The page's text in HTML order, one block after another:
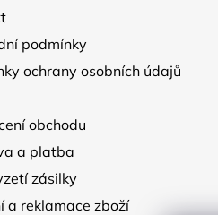
podmínky
ochrany osobních údajů
obchodu
a platba
zásilky
a reklamace zboží